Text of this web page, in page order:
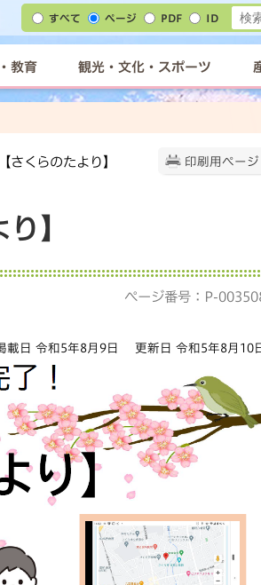
すべて ページ PDF ID
教育 観光・文化・スポーツ
印刷用ページ
さくらのたより】
】
ページ番号：P-
載日 令和5年8月9日 更新日 令和5年8月10